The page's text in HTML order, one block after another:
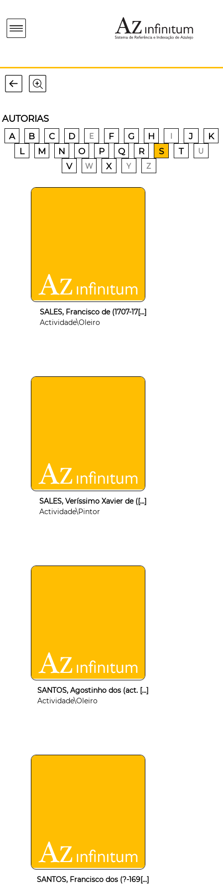
AUTORIAS
A B C D E F G H I J
K
L
M N O P Q R S T U
V W X Y Z
SALES, Francisco de (1707-17[...]
Actividade\Oleiro
SALES, Veríssimo Xavier de ([...]
Actividade\Pintor
SANTOS, Agostinho dos (act. [...]
Actividade\Oleiro
SANTOS, Francisco dos (?-169[...]